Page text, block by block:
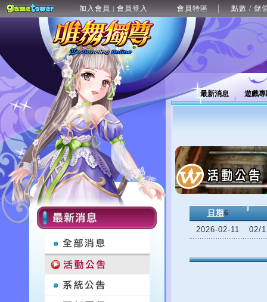
加入會員 | 會員登入 會員特區 點數 / 儲
最新消息 遊戲
日期 6
2026-02-11
02/